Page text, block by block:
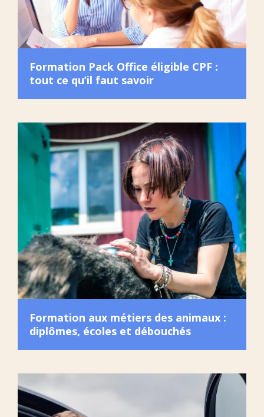
Formation Pack Office éligible CPF :
tout ce qu’il faut savoir
Formation aux métiers des animaux :
diplômes, écoles et débouchés